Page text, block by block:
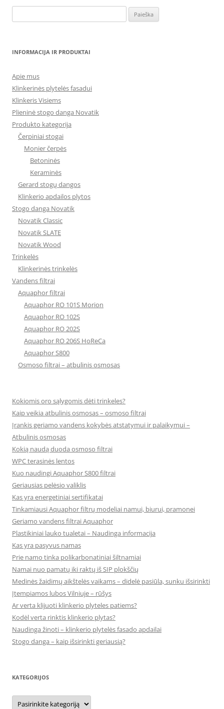
INFORMACIJA IR PRODUKTAI
Apie mus
Klinkerinės plytelės fasadui
Klinkeris Visiems
Plieninė stogo danga Novatik
Produkto kategorija
Čerpiniai stogai
Monier čerpės
Betoninės
Keraminės
Gerard stogų dangos
Klinkerio apdailos plytos
Stogo danga Novatik
Novatik Classic
Novatik SLATE
Novatik Wood
Trinkelės
Klinkerinės trinkelės
Vandens filtrai
Aquaphor filtrai
Aquaphor RO 101S Morion
Aquaphor RO 102S
Aquaphor RO 202S
Aquaphor RO 206S HoReCa
Aquaphor S800
Osmoso filtrai – atbulinis osmosas
Kokiomis oro sąlygomis dėti trinkeles?
Kaip veikia atbulinis osmosas – osmoso filtrai
Įrankis geriamo vandens kokybės atstatymui ir palaikymui –
Atbulinis osmosas
Kokią naudą duoda osmoso filtrai
WPC terasinės lentos
Kuo naudingi Aquaphor S800 filtrai
Geriausias pelėsio valiklis
Kas yra energetiniai sertifikatai
Tinkamiausi Aquaphor filtrų modeliai namui, biurui, pramonei
Geriamo vandens filtrai Aquaphor
Plastikiniai lauko tualetai – Naudinga informacija
Kas yra pasyvus namas
Prie namo tinka polikarbonatiniai šiltnamiai
Namai nuo pamatų iki raktų iš SIP plokščių
Medinės žaidimų aikštelės vaikams – didelė pasiūla, sunku išsirinkti
Įtempiamos lubos Vilniuje – rūšys
Ar verta klijuoti klinkerio plyteles patiems?
Kodėl verta rinktis klinkerio plytas?
Naudinga žinoti – klinkerio plytelės fasado apdailai
Stogo danga – kaip išsirinkti geriausią?
KATEGORIJOS
Kategorijos